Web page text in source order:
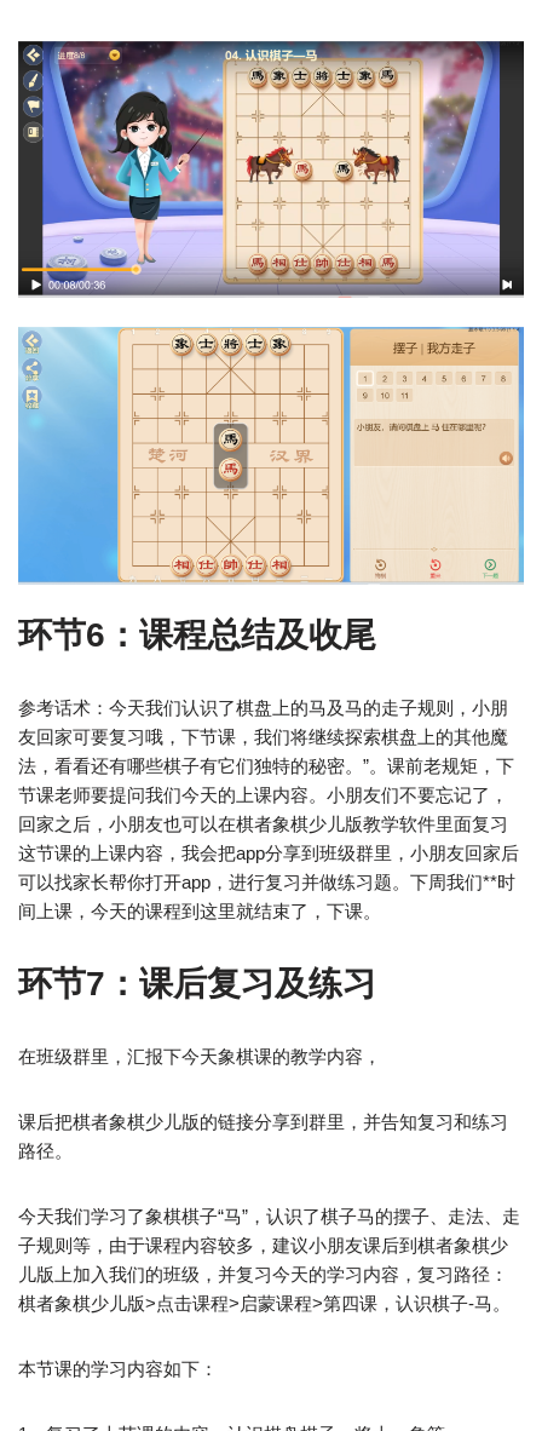
环节6：课程总结及收尾
参考话术：今天我们认识了棋盘上的马及马的走子规则，小朋
友回家可要复习哦，下节课，我们将继续探索棋盘上的其他魔
法，看看还有哪些棋子有它们独特的秘密。”。课前老规矩，下
节课老师要提问我们今天的上课内容。小朋友们不要忘记了，
回家之后，小朋友也可以在棋者象棋少儿版教学软件里面复习
这节课的上课内容，我会把app分享到班级群里，小朋友回家后
可以找家长帮你打开app，进行复习并做练习题。下周我们**时
间上课，今天的课程到这里就结束了，下课。
环节7：课后复习及练习
在班级群里，汇报下今天象棋课的教学内容，
课后把棋者象棋少儿版的链接分享到群里，并告知复习和练习
路径。
今天我们学习了象棋棋子“马”，认识了棋子马的摆子、走法、走
子规则等，由于课程内容较多，建议小朋友课后到棋者象棋少
儿版上加入我们的班级，并复习今天的学习内容，复习路径：
棋者象棋少儿版>点击课程>启蒙课程>第四课，认识棋子-马。
本节课的学习内容如下：